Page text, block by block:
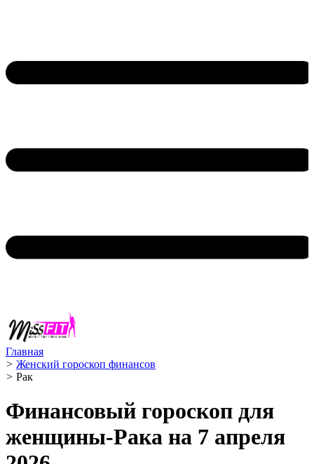
Главная
> Женский гороскоп финансов
> Рак ️
Финансовый гороскоп для
женщины-Рака на 7 апреля